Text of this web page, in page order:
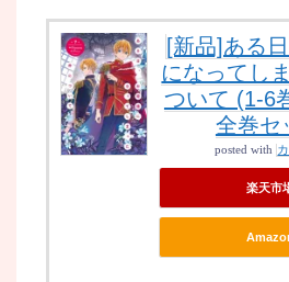
[新品]ある
になってし
ついて (1-6
全巻セ
posted with
楽天市